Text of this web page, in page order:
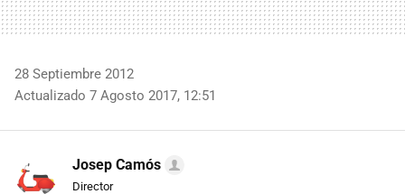
28 Septiembre 2012
Actualizado 7 Agosto 2017, 12:51
Josep Camós
Director